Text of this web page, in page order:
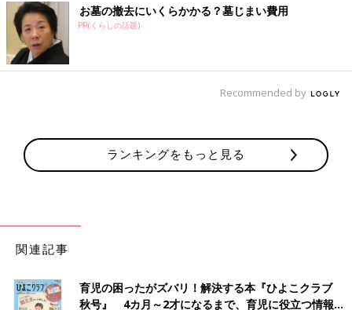
お墓の撤去にいくらかかる？墓じまい費用
PR(くらしの話題)
Recommended by
ランキングをもっと見る
関連記事
育児の困ったがズバリ！解決する本『ひよこクラブ
秋号』 4カ月～2才になるまで、育児に役立つ情報が